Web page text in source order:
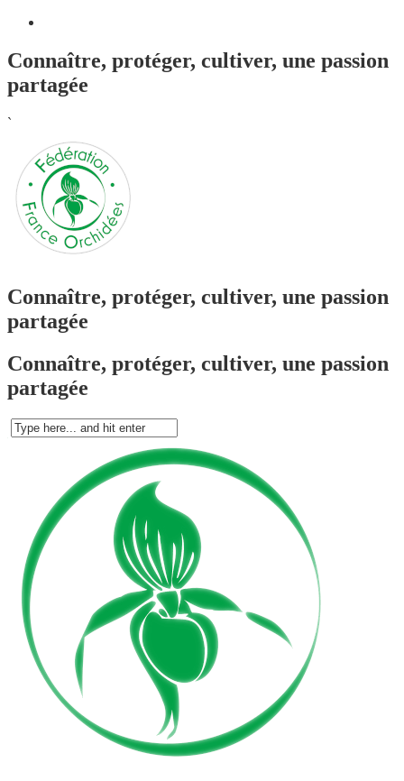
Connaître, protéger, cultiver, une passion
partagée
`
Connaître, protéger, cultiver, une passion
partagée
Connaître, protéger, cultiver, une passion
partagée